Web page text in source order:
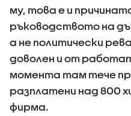
му, това е и
ръководството на
а не политически
доволен и от
момента там тече
разплатени над 800
фирма.